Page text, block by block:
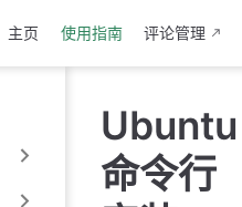
主页 使用指南 评论管理
Ubuntu
命令行